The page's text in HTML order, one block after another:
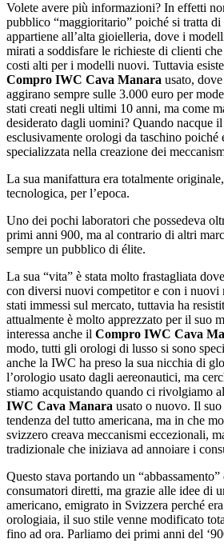
Volete avere più informazioni? In effetti
pubblico “maggioritario” poiché si tratta di
appartiene all’alta gioielleria, dove i
mirati a soddisfare le richieste di clienti
costi alti per i modelli nuovi. Tuttavia
Compro IWC Cava Manara usato,
aggirano sempre sulle 3.000 euro per
stati creati negli ultimi 10 anni, ma come
desiderato dagli uomini? Quando nacque
esclusivamente orologi da taschino poiché
specializzata nella creazione dei
La sua manifattura era totalmente
tecnologica, per l’epoca.
Uno dei pochi laboratori che possedeva
primi anni 900, ma al contrario di altri
sempre un pubblico di élite.
La sua “vita” è stata molto frastagliata
con diversi nuovi competitor e con i nuovi
stati immessi sul mercato, tuttavia ha
attualmente è molto apprezzato per il suo
interessa anche il Compro IWC Cava
modo, tutti gli orologi di lusso si sono
anche la IWC ha preso la sua nicchia di
l’orologio usato dagli aereonautici, ma
stiamo acquistando quando ci rivolgiamo
IWC Cava Manara usato o nuovo. Il suo
tendenza del tutto americana, ma in che
svizzero creava meccanismi eccezionali,
tradizionale che iniziava ad annoiare i
Questo stava portando un “abbassamento”
consumatori diretti, ma grazie alle idee di
americano, emigrato in Svizzera perché
orologiaia, il suo stile venne modificato
fino ad ora. Parliamo dei primi anni del